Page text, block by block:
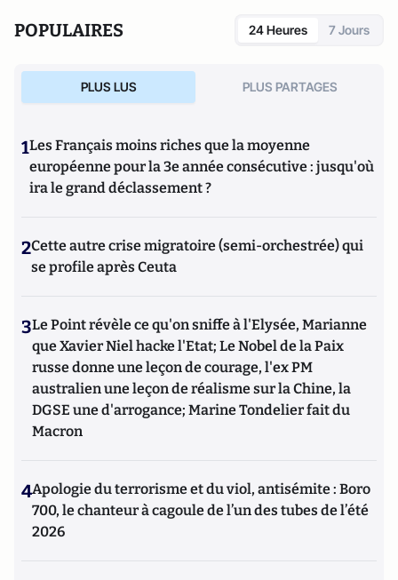
POPULAIRES 24 Heures 7 Jours
PLUS LUS PLUS PARTAGES
1Les Français moins riches que la moyenne
européenne pour la 3e année consécutive : jusqu'où
ira le grand déclassement ?
2Cette autre crise migratoire (semi-orchestrée) qui
se profile après Ceuta
3Le Point révèle ce qu'on sniffe à l'Elysée, Marianne
que Xavier Niel hacke l'Etat; Le Nobel de la Paix
russe donne une leçon de courage, l'ex PM
australien une leçon de réalisme sur la Chine, la
DGSE une d'arrogance; Marine Tondelier fait du
Macron
4Apologie du terrorisme et du viol, antisémite : Boro
700, le chanteur à cagoule de l’un des tubes de l’été
2026